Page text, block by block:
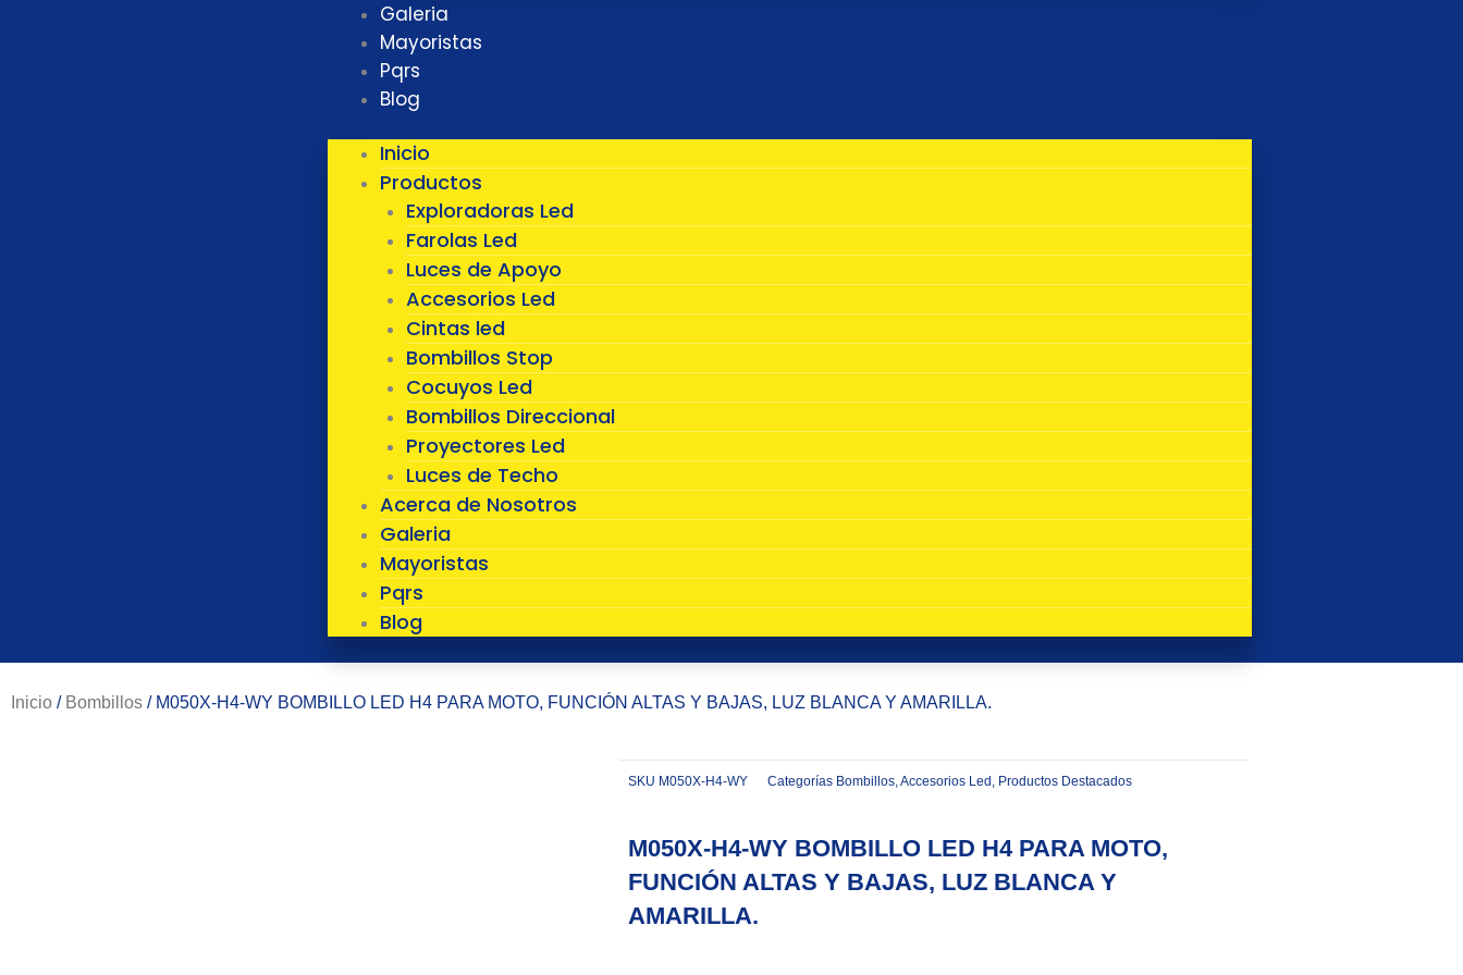
Galeria
Mayoristas
Pqrs
Blog
Inicio
Productos
Exploradoras Led
Farolas Led
Luces de Apoyo
Accesorios Led
Cintas led
Bombillos Stop
Cocuyos Led
Bombillos Direccional
Proyectores Led
Luces de Techo
Acerca de Nosotros
Galeria
Mayoristas
Pqrs
Blog
Inicio / Bombillos / M050X-H4-WY BOMBILLO LED H4 PARA MOTO, FUNCIÓN ALTAS Y BAJAS, LUZ BLANCA Y AMARILLA.
SKU M050X-H4-WY Categorías Bombillos, Accesorios Led Productos Destacados
M050X-H4-WY BOMBILLO LED H4 PARA MOTO,
FUNCIÓN ALTAS Y BAJAS, LUZ BLANCA Y
AMARILLA.